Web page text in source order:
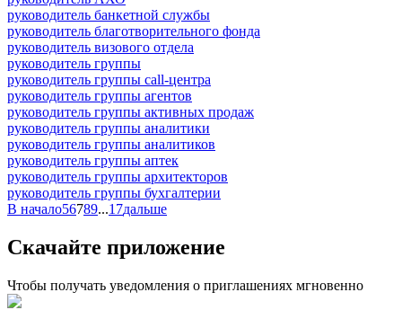
руководитель банкетной службы
руководитель благотворительного фонда
руководитель визового отдела
руководитель группы
руководитель группы call-центра
руководитель группы агентов
руководитель группы активных продаж
руководитель группы аналитики
руководитель группы аналитиков
руководитель группы аптек
руководитель группы архитекторов
руководитель группы бухгалтерии
В начало56789...17дальше
Скачайте приложение
Чтобы получать уведомления о приглашениях мгновенно